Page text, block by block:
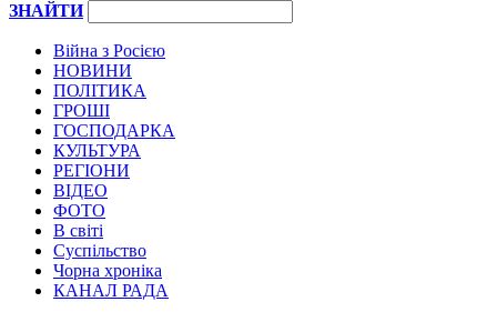
ЗНАЙТИ
Війна з Росією
НОВИНИ
ПОЛІТИКА
ГРОШІ
ГОСПОДАРКА
КУЛЬТУРА
РЕГІОНИ
ВІДЕО
ФОТО
В світі
Суспільство
Чорна хроніка
КАНАЛ РАДА